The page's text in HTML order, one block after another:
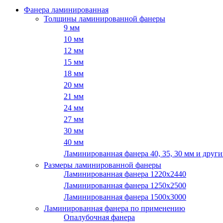
Фанера ламинированная
Толщины ламинированной фанеры
9 мм
10 мм
12 мм
15 мм
18 мм
20 мм
21 мм
24 мм
27 мм
30 мм
40 мм
Ламинированная фанера 40, 35, 30 мм и
Размеры ламинированной фанеры
Ламинированная фанера 1220x2440
Ламинированная фанера 1250х2500
Ламинированная фанера 1500x3000
Ламинированная фанера по применению
Опалубочная фанера